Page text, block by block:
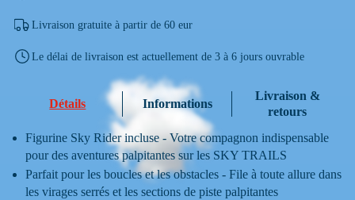
Livraison gratuite à partir de 60 eur
Le délai de livraison est actuellement de 3 à 6 jours ouvrable
Détails Informations
Livraison &
retours
Figurine Sky Rider incluse - Votre compagnon indispensable
pour des aventures palpitantes sur les SKY TRAILS
Parfait pour les boucles et les obstacles - File à toute allure dans
les virages serrés et les sections de piste palpitantes